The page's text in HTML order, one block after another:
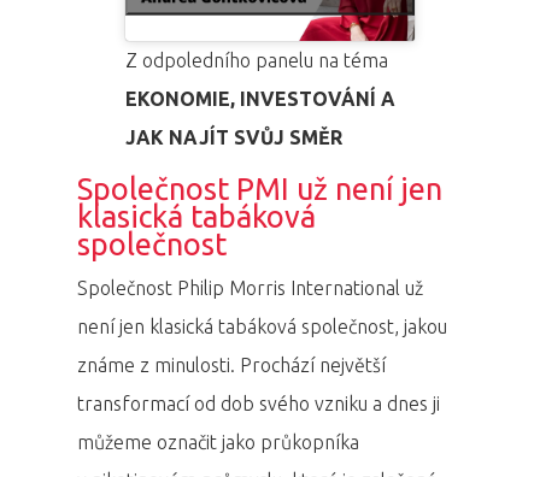
Z odpoledního panelu na téma
EKONOMIE, INVESTOVÁNÍ A
JAK NAJÍT SVŮJ SMĚR
Společnost PMI už není jen
klasická tabáková
společnost
Společnost Philip Morris International už
není jen klasická tabáková společnost, jakou
známe z minulosti. Prochází největší
transformací od dob svého vzniku a dnes ji
můžeme označit jako průkopníka